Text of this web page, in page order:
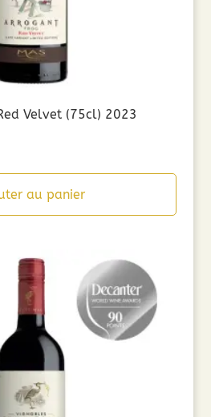
Velvet (75cl) 2023
au panier